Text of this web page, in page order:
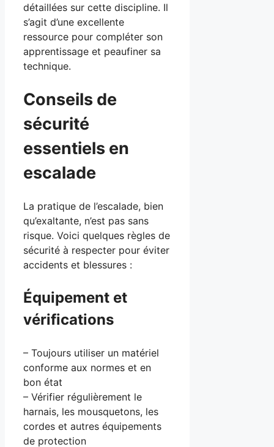
détaillées sur cette discipline. Il
s’agit d’une excellente
ressource pour compléter son
apprentissage et peaufiner sa
technique.
Conseils de
sécurité
essentiels en
escalade
La pratique de l’escalade, bien
qu’exaltante, n’est pas sans
risque. Voici quelques règles de
sécurité à respecter pour éviter
accidents et blessures :
Équipement et
vérifications
– Toujours utiliser un matériel
conforme aux normes et en
bon état
– Vérifier régulièrement le
harnais, les mousquetons, les
cordes et autres équipements
de protection